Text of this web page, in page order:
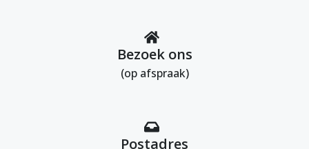
Bezoek ons
(op afspraak)
Postadres